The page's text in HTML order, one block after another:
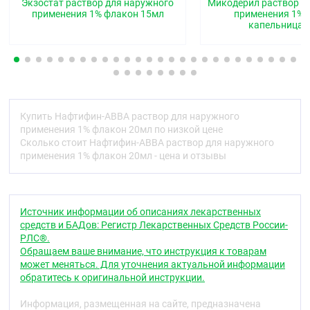
рекомендация распространяется на любые
возможные нежелательные реакции, в том числе
Если состояние не улучшается или оно ухудшается,
Что из себя представляет препарат Нафтифин-
АВВА, и для чего его применяют.
О чём следует знать перед применением
препарата Нафтифин- ABBA.
Возможные нежелательные реакции.
Хранение препарата Нафтифин-zABBА.
Содержимое упаковки и прочие сведения.
1. Что из себя представляет препарат
Нафтифин-АВВА, и для чего его
применяют.
Препарат Нафтифин-АВВА содержит действующее
Экзостат раствор для наружного
применения 1% флакон 15мл
Микодерил раствор
применения 1%
капельница
Купить Нафтифин-АВВА раствор для наружного
применения 1% флакон 20мл по низкой цене
Сколько стоит Нафтифин-АВВА раствор для наружного
применения 1% флакон 20мл - цена и отзывы
Источник информации об описаниях лекарственных
средств и БАДов: Регистр Лекарственных Средств России-
РЛС®.
Обращаем ваше внимание, что инструкция к товарам
может меняться. Для уточнения актуальной информации
обратитесь к оригинальной инструкции.
Информация, размещенная на сайте, предназначена